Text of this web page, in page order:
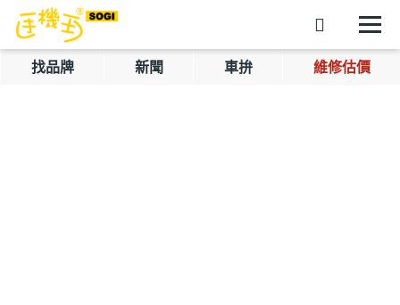
找品牌 新聞 車拚 維修估價